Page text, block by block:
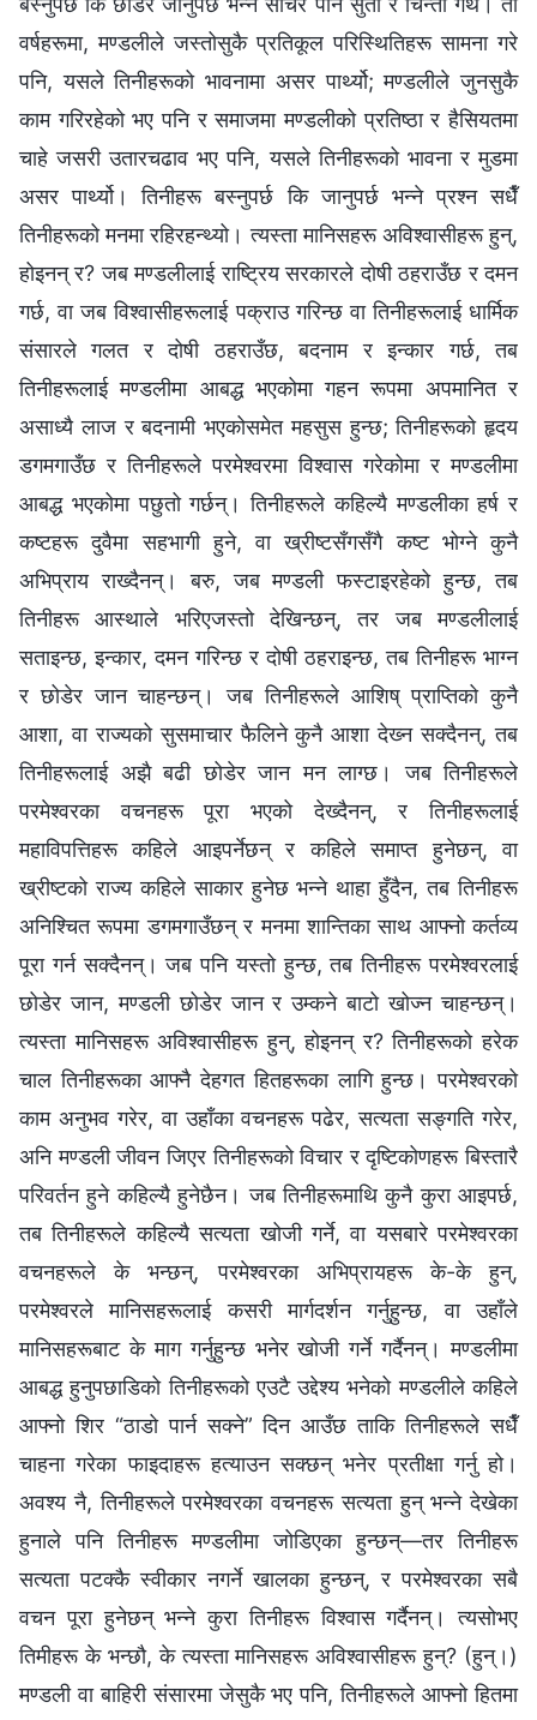
वर्षहरूमा, मण्डलीले जस्तोसुकै प्रतिकूल परिस्थितिहरू सामना गरे
पनि, यसले तिनीहरूको भावनामा असर पार्थ्यो; मण्डलीले जुनसुकै
काम गरिरहेको भए पनि र समाजमा मण्डलीको प्रतिष्ठा र हैसियतमा
चाहे जसरी उतारचढाव भए पनि, यसले तिनीहरूको भावना र मुडमा
असर पार्थ्यो। तिनीहरू बस्नुपर्छ कि जानुपर्छ भन्‍ने प्रश्‍न सधैँ
तिनीहरूको मनमा रहिरहन्थ्यो। त्यस्ता मानिसहरू अविश्‍वासीहरू हुन्,
होइनन् र? जब मण्डलीलाई राष्ट्रिय सरकारले दोषी ठहराउँछ र दमन
गर्छ, वा जब विश्‍वासीहरूलाई पक्राउ गरिन्छ वा तिनीहरूलाई धार्मिक
संसारले गलत र दोषी ठहराउँछ, बदनाम र इन्कार गर्छ, तब
तिनीहरूलाई मण्डलीमा आबद्ध भएकोमा गहन रूपमा अपमानित र
असाध्यै लाज र बदनामी भएकोसमेत महसुस हुन्छ; तिनीहरूको हृदय
डगमगाउँछ र तिनीहरूले परमेश्‍वरमा विश्‍वास गरेकोमा र मण्डलीमा
आबद्ध भएकोमा पछुतो गर्छन्। तिनीहरूले कहिल्यै मण्डलीका हर्ष र
कष्टहरू दुवैमा सहभागी हुने, वा ख्रीष्टसँगसँगै कष्ट भोग्‍ने कुनै
अभिप्राय राख्दैनन्। बरु, जब मण्डली फस्टाइरहेको हुन्छ, तब
तिनीहरू आस्थाले भरिएजस्तो देखिन्छन्, तर जब मण्डलीलाई
सताइन्छ, इन्कार, दमन गरिन्छ र दोषी ठहराइन्छ, तब तिनीहरू भाग्‍न
र छोडेर जान चाहन्छन्। जब तिनीहरूले आशिष्‌ प्राप्तिको कुनै
आशा, वा राज्यको सुसमाचार फैलिने कुनै आशा देख्‍न सक्दैनन्, तब
तिनीहरूलाई अझै बढी छोडेर जान मन लाग्छ। जब तिनीहरूले
परमेश्‍वरका वचनहरू पूरा भएको देख्दैनन्, र तिनीहरूलाई
महाविपत्तिहरू कहिले आइपर्नेछन् र कहिले समाप्त हुनेछन्, वा
ख्रीष्टको राज्य कहिले साकार हुनेछ भन्‍ने थाहा हुँदैन, तब तिनीहरू
अनिश्‍चित रूपमा डगमगाउँछन् र मनमा शान्तिका साथ आफ्नो कर्तव्य
पूरा गर्न सक्दैनन्। जब पनि यस्तो हुन्छ, तब तिनीहरू परमेश्‍वरलाई
छोडेर जान, मण्डली छोडेर जान र उम्कने बाटो खोज्न चाहन्छन्।
त्यस्ता मानिसहरू अविश्‍वासीहरू हुन्, होइनन् र? तिनीहरूको हरेक
चाल तिनीहरूका आफ्नै देहगत हितहरूका लागि हुन्छ। परमेश्‍वरको
काम अनुभव गरेर, वा उहाँका वचनहरू पढेर, सत्यता सङ्गति गरेर,
अनि मण्डली जीवन जिएर तिनीहरूको विचार र दृष्टिकोणहरू बिस्तारै
परिवर्तन हुने कहिल्यै हुनेछैन। जब तिनीहरूमाथि कुनै कुरा आइपर्छ,
तब तिनीहरूले कहिल्यै सत्यता खोजी गर्ने, वा यसबारे परमेश्‍वरका
वचनहरूले के भन्छन्, परमेश्‍वरका अभिप्रायहरू के-के हुन्,
परमेश्‍वरले मानिसहरूलाई कसरी मार्गदर्शन गर्नुहुन्छ, वा उहाँले
मानिसहरूबाट के माग गर्नुहुन्छ भनेर खोजी गर्ने गर्दैनन्। मण्डलीमा
आबद्ध हुनुपछाडिको तिनीहरूको एउटै उद्देश्य भनेको मण्डलीले कहिले
आफ्नो शिर “ठाडो पार्न सक्‍ने” दिन आउँछ ताकि तिनीहरूले सधैँ
चाहना गरेका फाइदाहरू हत्याउन सक्छन् भनेर प्रतीक्षा गर्नु हो।
अवश्य नै, तिनीहरूले परमेश्‍वरका वचनहरू सत्यता हुन् भन्‍ने देखेका
हुनाले पनि तिनीहरू मण्डलीमा जोडिएका हुन्छन्—तर तिनीहरू
सत्यता पटक्‍कै स्वीकार नगर्ने खालका हुन्छन्, र परमेश्‍वरका सबै
वचन पूरा हुनेछन् भन्‍ने कुरा तिनीहरू विश्‍वास गर्दैनन्। त्यसोभए
तिमीहरू के भन्छौ, के त्यस्ता मानिसहरू अविश्‍वासीहरू हुन्? (हुन्।)
मण्डली वा बाहिरी संसारमा जेसुकै भए पनि, तिनीहरूले आफ्नो हितमा